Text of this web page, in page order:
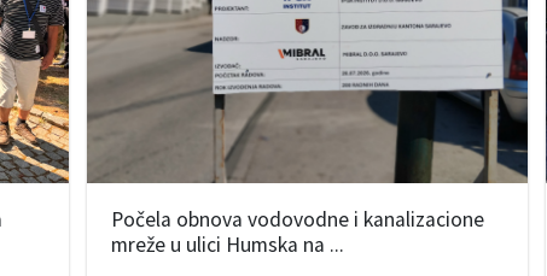
Počela obnova vodovodne i kanalizacione
mreže u ulici Humska na ...